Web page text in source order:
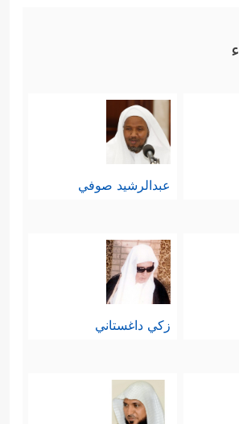
عبدالرشيد صوفي
زكي داغستاني